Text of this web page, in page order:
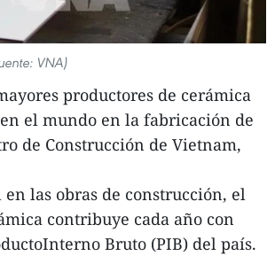
VNA)
productores de cerámica
el mundo en la fabricación de
de Construcción de Vietnam,
las obras de construcción, el
contribuye cada año con
Bruto (PIB) del país.